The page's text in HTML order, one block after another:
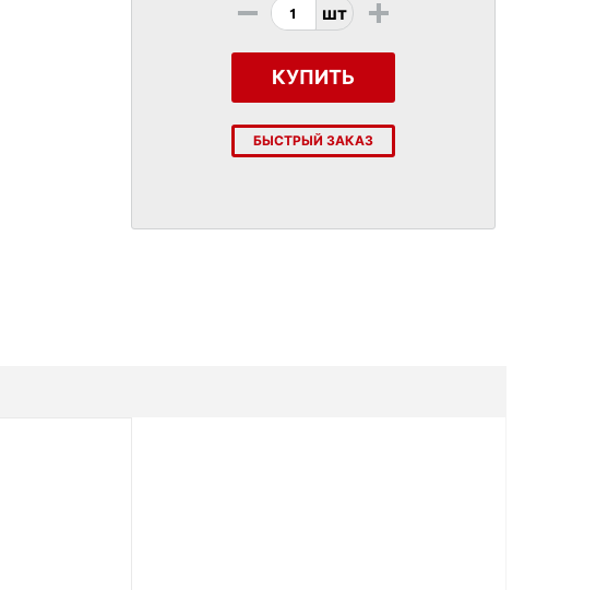
- шт +
КУПИТЬ
БЫСТРЫЙ ЗАКАЗ